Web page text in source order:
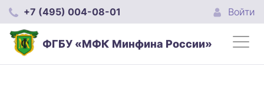
+7 (495) 004-08-01 Войти
ФГБУ «МФК Минфина России»